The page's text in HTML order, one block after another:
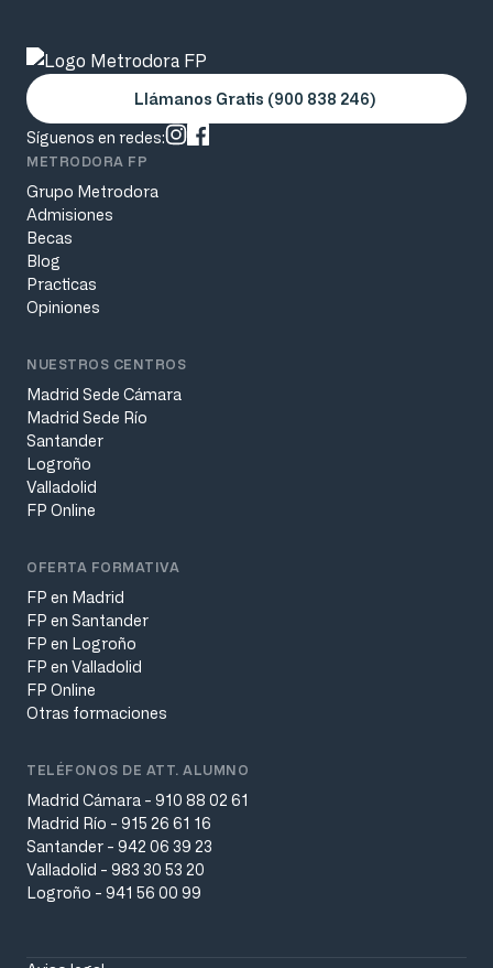
Llámanos Gratis (900 838 246)
Síguenos en redes:
METRODORA FP
Grupo Metrodora
Admisiones
Becas
Blog
Practicas
Opiniones
NUESTROS CENTROS
Madrid Sede Cámara
Madrid Sede Río
Santander
Logroño
Valladolid
FP Online
OFERTA FORMATIVA
FP en Madrid
FP en Santander
FP en Logroño
FP en Valladolid
FP Online
Otras formaciones
TELÉFONOS DE ATT. ALUMNO
Madrid Cámara - 910 88 02 61
Madrid Río - 915 26 61 16
Santander - 942 06 39 23
Valladolid - 983 30 53 20
Logroño - 941 56 00 99